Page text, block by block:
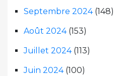
Septembre 2024(148)
Août 2024(153)
Juillet 2024(113)
Juin 2024(100)